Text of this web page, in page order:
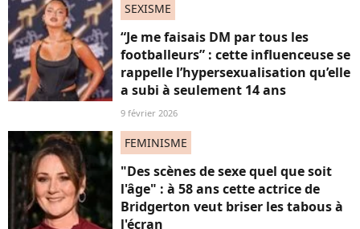
SEXISME
“Je me faisais DM par tous les
footballeurs” : cette influenceuse se
rappelle l’hypersexualisation qu’elle
a subi à seulement 14 ans
9 février 2026
FEMINISME
"Des scènes de sexe quel que soit
l'âge" : à 58 ans cette actrice de
Bridgerton veut briser les tabous à
l'écran